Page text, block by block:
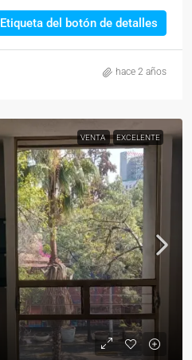
Etiqueta del botón de detalles
hace 2 años
VENTA EXCELENTE